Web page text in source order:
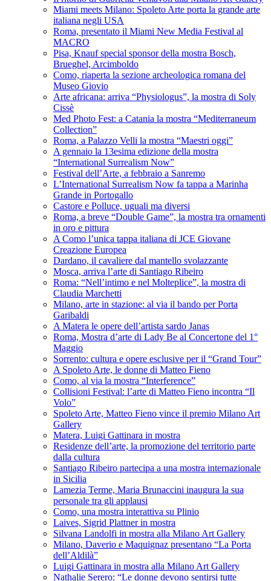
Miami meets Milano: Spoleto Arte porta la grande arte
italiana negli USA
Roma, presentato il Miami New Media Festival al
MACRO
Pisa, Knauf special sponsor della mostra Bosch,
Brueghel, Arcimboldo
Como, riaperta la sezione archeologica romana del
Museo Giovio
Arte africana: arriva “Physiologus”, la mostra di Soly
Cissè
Med Photo Fest: a Catania la mostra “Mediterraneum
Collection”
Roma, a Palazzo Velli la mostra “Maestri oggi”
A gennaio la 13esima edizione della mostra
“International Surrealism Now”
Festival dell’Arte, a febbraio a Sanremo
L’International Surrealism Now fa tappa a Marinha
Grande in Portogallo
Castore e Polluce, uguali ma diversi
Roma, a breve “Double Game”, la mostra tra ornamenti
in oro e pittura
A Como l’unica tappa italiana di JCE Giovane
Creazione Europea
Dardano, il cavaliere dal mantello svolazzante
Mosca, arriva l’arte di Santiago Ribeiro
Roma: “Nell’intimo e nel Molteplice”, la mostra di
Claudia Marchetti
Milano, arte in stazione: al via il bando per Porta
Garibaldi
A Matera le opere dell’artista sardo Janas
Roma, Mostra d’arte di Lady Be al Concertone del 1°
Maggio
Sorrento: cultura e opere esclusive per il “Grand Tour”
A Spoleto Arte, le donne di Matteo Fieno
Como, al via la mostra “Interference”
Collisioni Festival: l’arte di Matteo Fieno incontra “Il
Volo”
Spoleto Arte, Matteo Fieno vince il premio Milano Art
Gallery
Matera, Luigi Gattinara in mostra
Residenze dell’arte, la promozione del territorio parte
dalla cultura
Santiago Ribeiro partecipa a una mostra internazionale
in Sicilia
Lamezia Terme, Maria Brunaccini inaugura la sua
personale tra gli applausi
Como, una mostra interattiva su Plinio
Laives, Sigrid Plattner in mostra
Silvana Landolfi in mostra alla Milano Art Gallery
Milano, Daverio e Maquignaz presentano “La Porta
dell’Aldilà”
Luigi Gattinara in mostra alla Milano Art Gallery
Nathalie Serero: “Le donne devono sentirsi tutte